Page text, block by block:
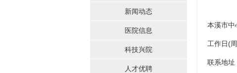
新闻动态
医院信息
科技兴院
人才优聘
本溪市中
工作日(
联系地址